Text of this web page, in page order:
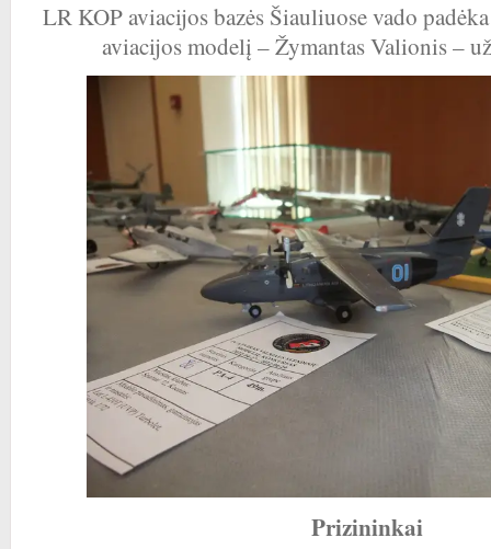
LR KOP aviacijos bazės Šiauliuose vado
aviacijos modelį – Žymantas Valionis –
Prizininkai